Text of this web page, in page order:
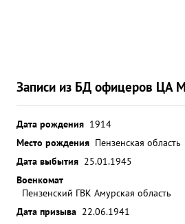
Записи из БД офицеров ЦА
Дата рождения 1914
Место рождения Пензенская область
Дата выбытия 25.01.1945
Военкомат
Пензенский ГВК Амурская область
Дата призыва 22.06.1941